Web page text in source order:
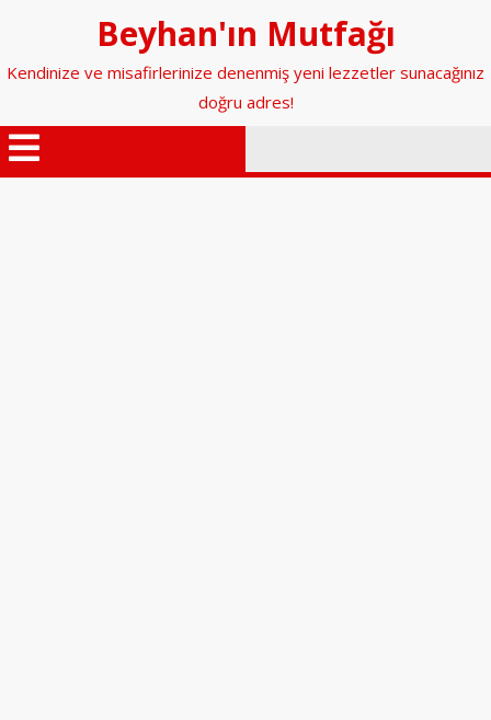
Beyhan'ın Mutfağı
Kendinize ve misafirlerinize denenmiş yeni lezzetler sunacağınız
doğru adres!
Menüyü